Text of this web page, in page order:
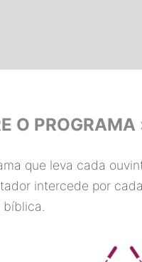
O PROGRAMA
que leva cada
intercede por
bíblica.